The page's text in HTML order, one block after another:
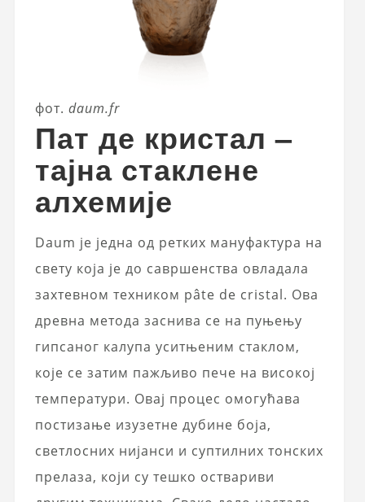
фот. daum.fr
Пат де кристал –
тајна стаклене
алхемије
Daum је једна од ретких мануфактура на
свету која је до савршенства овладала
захтевном техником pâte de cristal. Ова
древна метода заснива се на пуњењу
гипсаног калупа уситњеним стаклом,
које се затим пажљиво пече на високој
температури. Овај процес омогућава
постизање изузетне дубине боја,
светлосних нијанси и суптилних тонских
прелаза, који су тешко оствариви